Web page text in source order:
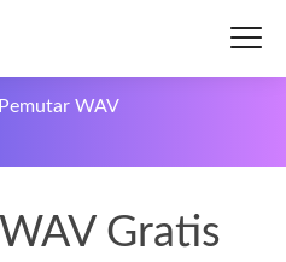
Pemutar WAV
Gratis